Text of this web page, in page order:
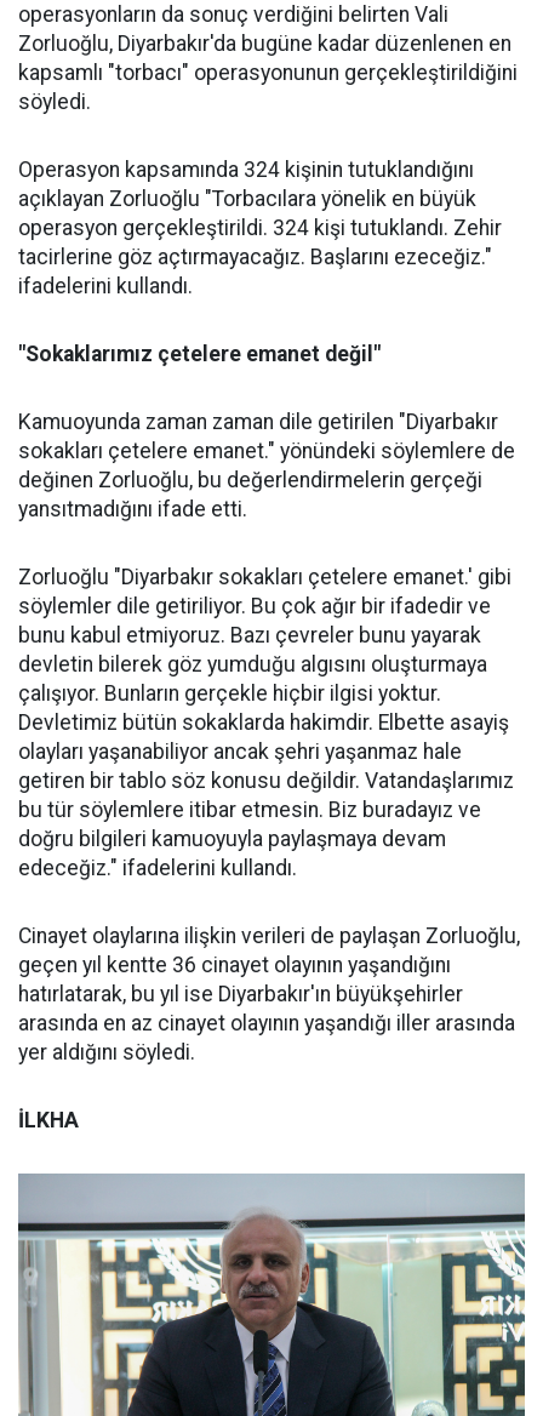
operasyonların da sonuç verdiğini belirten Vali
Zorluoğlu, Diyarbakır'da bugüne kadar düzenlenen en
kapsamlı "torbacı" operasyonunun gerçekleştirildiğini
söyledi.
Operasyon kapsamında 324 kişinin tutuklandığını
açıklayan Zorluoğlu "Torbacılara yönelik en büyük
operasyon gerçekleştirildi. 324 kişi tutuklandı. Zehir
tacirlerine göz açtırmayacağız. Başlarını ezeceğiz."
ifadelerini kullandı.
"Sokaklarımız çetelere emanet değil"
Kamuoyunda zaman zaman dile getirilen "Diyarbakır
sokakları çetelere emanet." yönündeki söylemlere de
değinen Zorluoğlu, bu değerlendirmelerin gerçeği
yansıtmadığını ifade etti.
Zorluoğlu "Diyarbakır sokakları çetelere emanet.' gibi
söylemler dile getiriliyor. Bu çok ağır bir ifadedir ve
bunu kabul etmiyoruz. Bazı çevreler bunu yayarak
devletin bilerek göz yumduğu algısını oluşturmaya
çalışıyor. Bunların gerçekle hiçbir ilgisi yoktur.
Devletimiz bütün sokaklarda hakimdir. Elbette asayiş
olayları yaşanabiliyor ancak şehri yaşanmaz hale
getiren bir tablo söz konusu değildir. Vatandaşlarımız
bu tür söylemlere itibar etmesin. Biz buradayız ve
doğru bilgileri kamuoyuyla paylaşmaya devam
edeceğiz." ifadelerini kullandı.
Cinayet olaylarına ilişkin verileri de paylaşan Zorluoğlu,
geçen yıl kentte 36 cinayet olayının yaşandığını
hatırlatarak, bu yıl ise Diyarbakır'ın büyükşehirler
arasında en az cinayet olayının yaşandığı iller arasında
yer aldığını söyledi.
İLKHA